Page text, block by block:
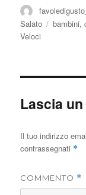
Autore
Salato
Tag
bambini,
Veloci
Lascia
Il tuo indirizzo
contrassegnati *
COMMENTO *